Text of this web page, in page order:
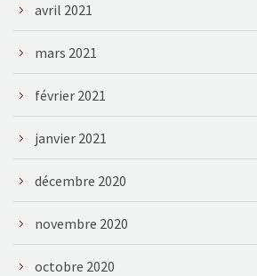
avril 2021
mars 2021
février 2021
janvier 2021
décembre 2020
novembre 2020
octobre 2020